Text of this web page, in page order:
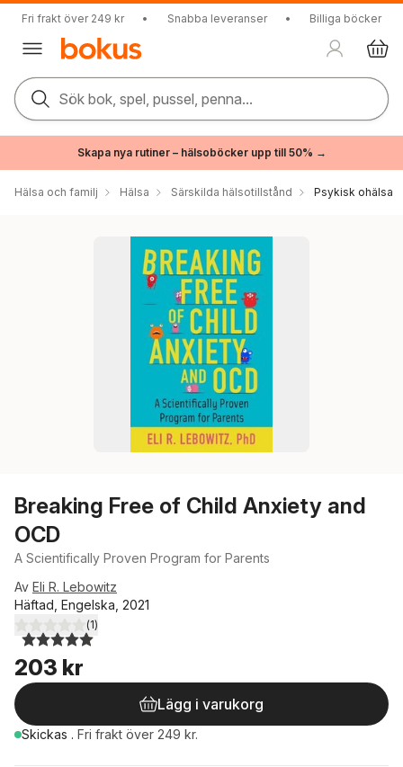
Fri frakt över 249 kr • Snabba leveranser • Billiga böcker
Sök bok, spel, pussel, penna...
Skapa nya rutiner – hälsoböcker upp till 50% →
Hälsa och familj Hälsa Särskilda hälsotillstånd Psykisk ohälsa
Breaking Free of Child Anxiety and
OCD
A Scientifically Proven Program for Parents
Av Eli R. Lebowitz
Häftad, Engelska, 2021
5,0utav 5 stjärnor. Totalt antal röster:
(1)
203 kr
Lägg i varukorg
Skickas . Fri frakt över 249 kr.